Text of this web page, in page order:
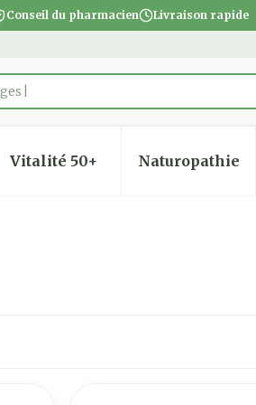
Conseil du pharmacien Livraison rapide
soins et hygiène
catégorie Régime,
menu pour la catégorie
Vitalité 50+Afficher le sous-menu
Naturopathie
Afficher